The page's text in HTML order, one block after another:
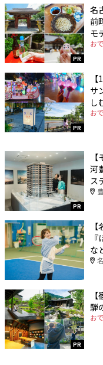
PR
名
前
モ
お
PR
サ
し
お
PR
河
ス
な
PR
騨
お